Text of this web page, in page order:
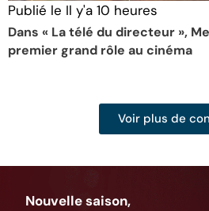
Publié le Il y'a 10 heures
Dans « La télé du directeur »,
premier grand rôle au cinéma
Voir plus de
Nouvelle saison,